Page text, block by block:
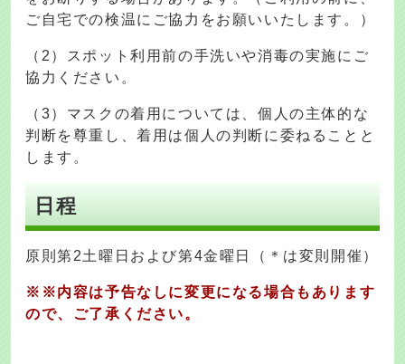
ご自宅での検温にご協力をお願いいたします。）
（2）スポット利用前の手洗いや消毒の実施にご
協力ください。
（3）マスクの着用については、個人の主体的な
判断を尊重し、着用は個人の判断に委ねることと
します。
日程
原則第2土曜日および第4金曜日（＊は変則開催）
※※内容は予告なしに変更になる場合もあります
ので、ご了承ください。